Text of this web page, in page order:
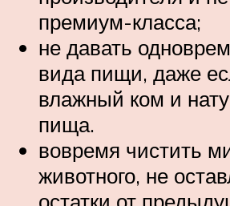
премиум-класса;
не давать
вида пищи, даже
влажный ком и
пища.
вовремя чистить
животного, не
остатки от